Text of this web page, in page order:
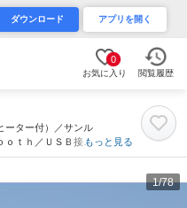
ダウンロード アプリを開く
0
お気に入り 閲覧履歴
ター付）／サンル
ｏｔｈ／ＵＳＢ接続
／スマートキー２本
もっと見る
1/78